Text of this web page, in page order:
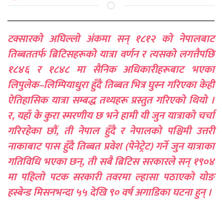
टक्सारको अघिल्लो अंकमा सन् १८१२ को नेपालबाट
तिब्बततर्फ ब्रिटिसहरूको यात्रा वर्णन र त्यसको लगत्तैपछि
१८४६ र १८४८ मा सैनिक अधिकारीहरूबाट भएका
लिपुलेक–लिम्पियाधुरा हुँदै तिब्बत भित्र घुस्न गरिएका केही
ऐतिहासिक यात्रा सम्बद्ध तथ्यहरू प्रस्तुत गरिएको थियो ।
र, यहाँ के कुरा स्मरणीय छ भने हामी यी जुन यात्राको चर्चा
गरिरहेका छौं, ती नेपाल हुँदै र नेपालको पश्चिमी उत्तरी
नाकाबाट पास हुँदै तिब्बत प्रवेश (पेनेट्रेट) गर्ने जुन यात्राका
गतिविधि भएका छन्, ती सबै ब्रिटिस सरकारले सन् १९०४
मा पहिलो पटक सरकारी तवरमा ल्हासा पठाएको योङ
हस्बेन्ड मिसनभन्दा ५५ देखि ९० वर्ष अगाडिका घटना हुन् ।